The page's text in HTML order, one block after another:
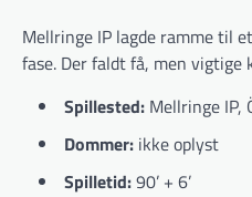
Mellringe IP lagde ramme til
fase. Der faldt få, men
Spillested: Mellringe IP,
Dommer: ikke oplyst
Spilletid:90’ + 6’